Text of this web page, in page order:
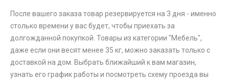
После вашего заказа товар резервируется на 3 дня - именно
столько времени у вас будет, чтобы приехать за
долгожданной покупкой. Товары из категории "Мебель",
даже если они весят менее 35 кг, можно заказать только с
доставкой на дом. Выбрать ближайший к вам магазин,
узнать его график работы и посмотреть схему проезда вы